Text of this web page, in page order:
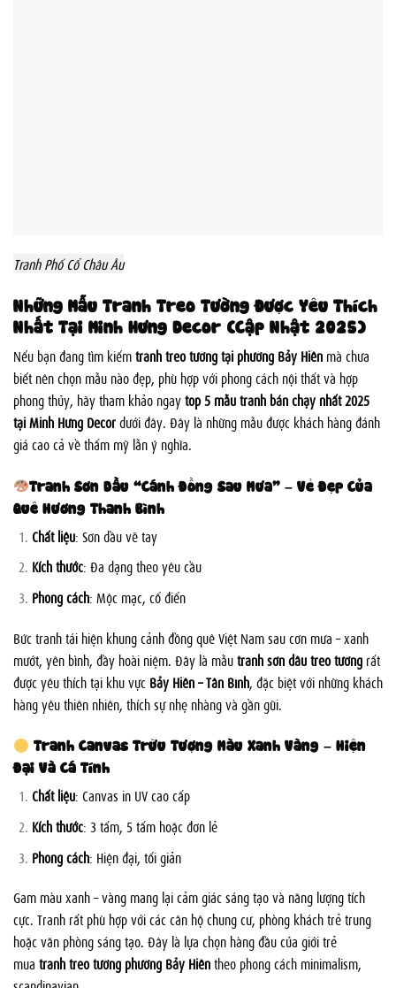
Tranh Phố Cổ Châu Âu
Những Mẫu Tranh Treo Tường Được Yêu Thích
Nhất Tại Minh Hưng Decor (Cập Nhật 2025)
Nếu bạn đang tìm kiếmtranh treo tường tại phường Bảy Hiền mà chưa
biết nên chọn mẫu nào đẹp, phù hợp với phong cách nội thất và hợp
phong thủy, hãy tham khảo ngaytop 5 mẫu tranh bán chạy nhất 2025
tại Minh Hưng Decordưới đây. Đây là những mẫu được khách hàng đánh
giá cao cả về thẩm mỹ lẫn ý nghĩa.
Tranh Sơn Dầu “Cánh Đồng Sau Mưa” – Vẻ Đẹp Của
Quê Hương Thanh Bình
Chất liệu: Sơn dầu vẽ tay
Kích thước: Đa dạng theo yêu cầu
Phong cách: Mộc mạc, cổ điển
Bức tranh tái hiện khung cảnh đồng quê Việt Nam sau cơn mưa – xanh
mướt, yên bình, đầy hoài niệm. Đây là mẫutranh sơn dầu treo tường rất
được yêu thích tại khu vực Bảy Hiền – Tân Bình, đặc biệt với những khách
hàng yêu thiên nhiên, thích sự nhẹ nhàng và gần gũi.
Tranh Canvas Trừu Tượng Màu Xanh Vàng – Hiện
Đại Và Cá Tính
Chất liệu: Canvas in UV cao cấp
Kích thước: 3 tấm, 5 tấm hoặc đơn lẻ
Phong cách: Hiện đại, tối giản
Gam màu xanh – vàng mang lại cảm giác sáng tạo và năng lượng tích
cực. Tranh rất phù hợp với các căn hộ chung cư, phòng khách trẻ trung
hoặc văn phòng sáng tạo. Đây là lựa chọn hàng đầu của giới trẻ
mua tranh treo tường phường Bảy Hiềntheo phong cách minimalism,